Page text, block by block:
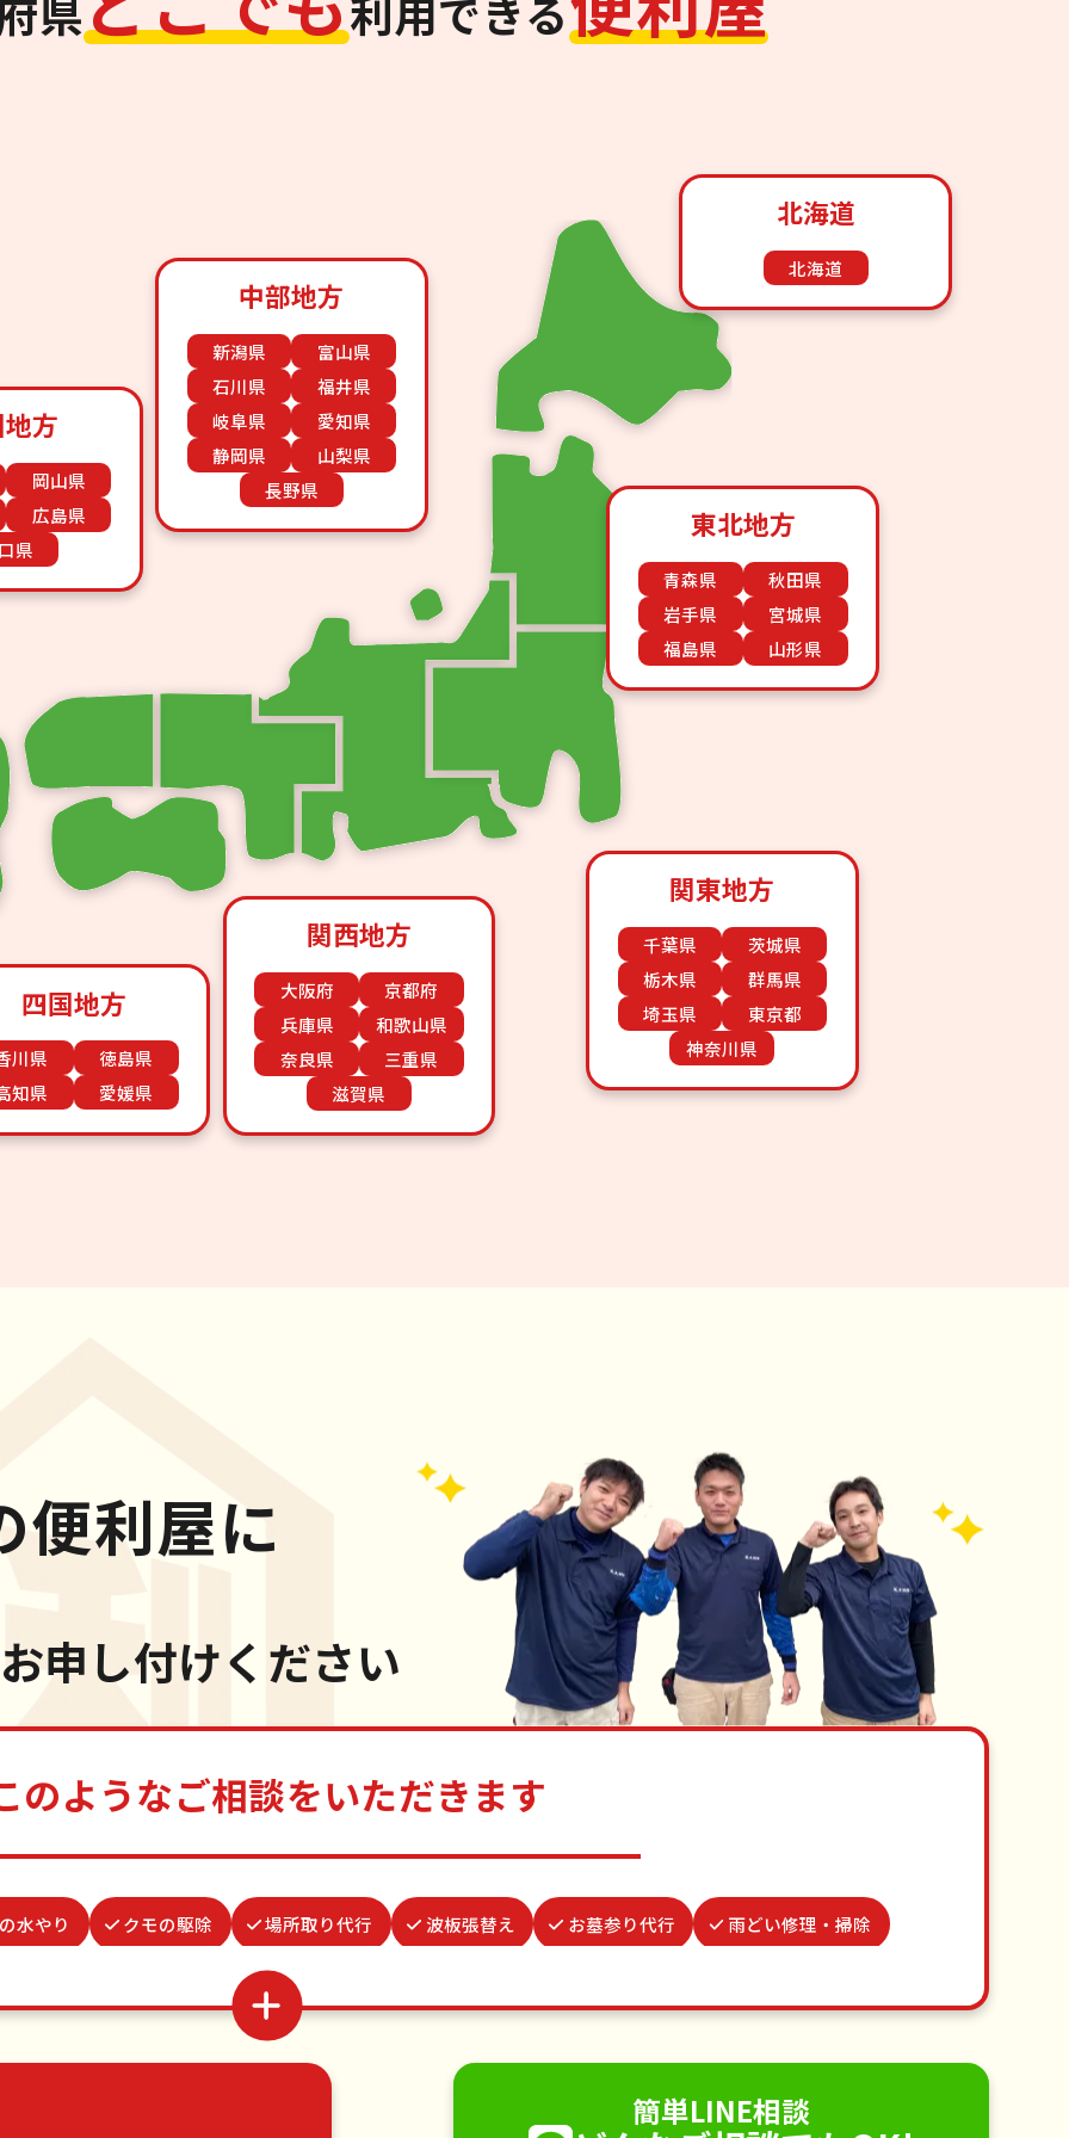
県 利用できる
北海道
北海道
東北地方
青森県
秋田県
岩手県
宮城県
福島県
山形県
関東地方
千葉県
茨城県
栃木県
群馬県
埼玉県
東京都
神奈川県
中部地方
新潟県
富山県
石川県
福井県
岐阜県
愛知県
静岡県
山梨県
長野県
関西地方
大阪府
京都府
兵庫県
和歌山県
奈良県
三重県
滋賀県
四国地方
川県
徳島県
知県
愛媛県
方
岡山県
広島県
県
便利屋に
お申し付けください
のようなご相談をいただきます
水やり クモの駆除 場所取り代行 波板張替え お墓参り代行 雨どい修理・掃除
遺品整理・生前整理
買い物代行
簡単LINE相談